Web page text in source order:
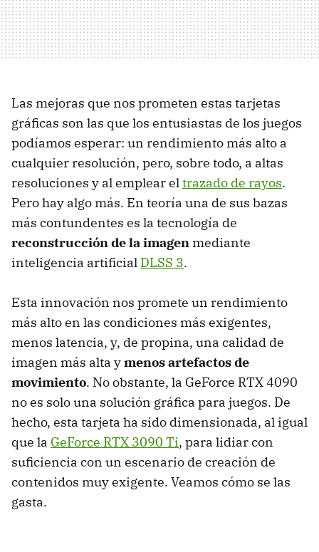
Las mejoras que nos prometen estas tarjetas
gráficas son las que los entusiastas de los juegos
podíamos esperar: un rendimiento más alto a
cualquier resolución, pero, sobre todo, a altas
resoluciones y al emplear eltrazado de rayos.
Pero hay algo más. En teoría una de sus bazas
más contundentes es la tecnología de
reconstrucción de la imagen mediante
inteligencia artificial DLSS 3.
Esta innovación nos promete un rendimiento
más alto en las condiciones más exigentes,
menos latencia, y, de propina, una calidad de
imagen más alta ymenos artefactos de
movimiento. No obstante, la GeForce RTX 4090
no es solo una solución gráfica para juegos. De
hecho, esta tarjeta ha sido dimensionada, al igual
que la GeForce RTX 3090 Ti, para lidiar con
suficiencia con un escenario de creación de
contenidos muy exigente. Veamos cómo se las
gasta.